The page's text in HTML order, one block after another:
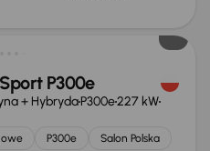
P300e
+ HybrydaP300e227 kW
P300e
Salon Polska